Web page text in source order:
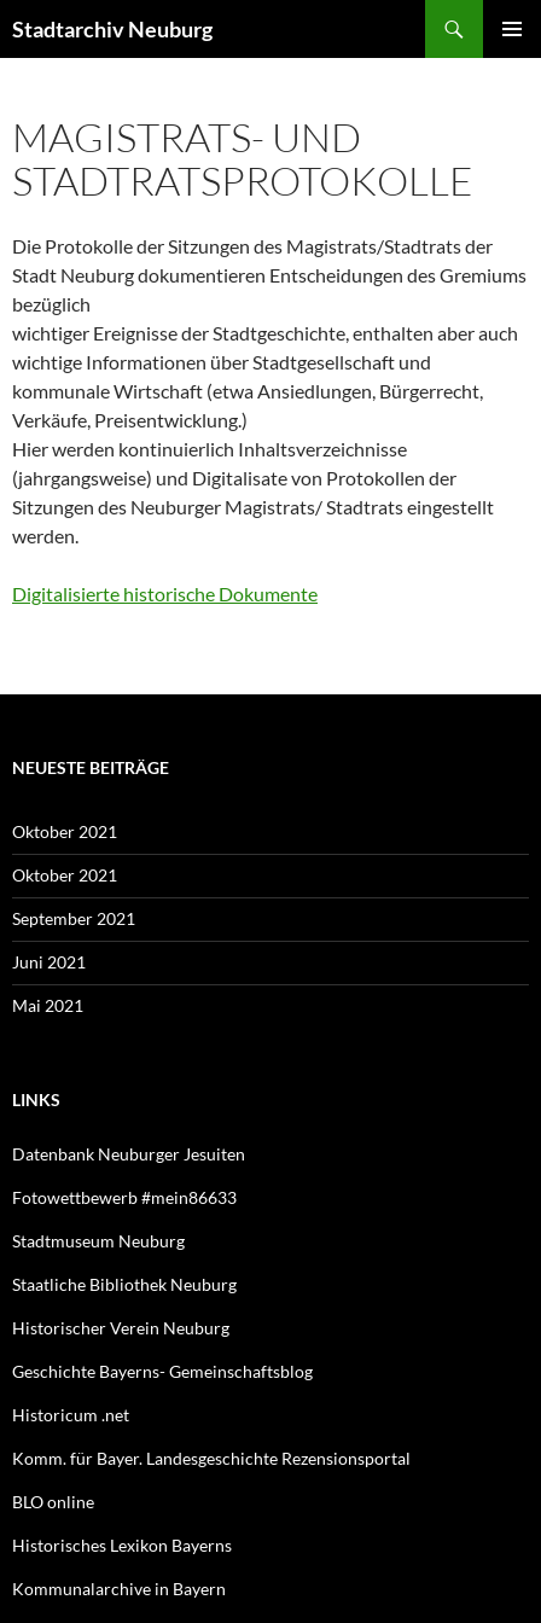
Inhalt
Stadtarchiv Neuburg
MAGISTRATS- UND
STADTRATSPROTOKOLLE
Die Protokolle der Sitzungen des Magistrats/Stadtrats der
Stadt Neuburg dokumentieren Entscheidungen des Gremiums
bezüglich
wichtiger Ereignisse der Stadtgeschichte, enthalten aber auch
wichtige Informationen über Stadtgesellschaft und
kommunale Wirtschaft (etwa Ansiedlungen, Bürgerrecht,
Verkäufe, Preisentwicklung.)
Hier werden kontinuierlich Inhaltsverzeichnisse
(jahrgangsweise) und Digitalisate von Protokollen der
Sitzungen des Neuburger Magistrats/ Stadtrats eingestellt
werden.
Digitalisierte historische Dokumente
NEUESTE BEITRÄGE
Oktober 2021
Oktober 2021
September 2021
Juni 2021
Mai 2021
LINKS
Datenbank Neuburger Jesuiten
Fotowettbewerb #mein86633
Stadtmuseum Neuburg
Staatliche Bibliothek Neuburg
Historischer Verein Neuburg
Geschichte Bayerns- Gemeinschaftsblog
Historicum .net
Komm. für Bayer. Landesgeschichte Rezensionsportal
BLO online
Historisches Lexikon Bayerns
Kommunalarchive in Bayern